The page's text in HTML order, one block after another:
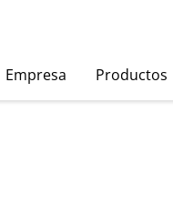
Empresa Productos